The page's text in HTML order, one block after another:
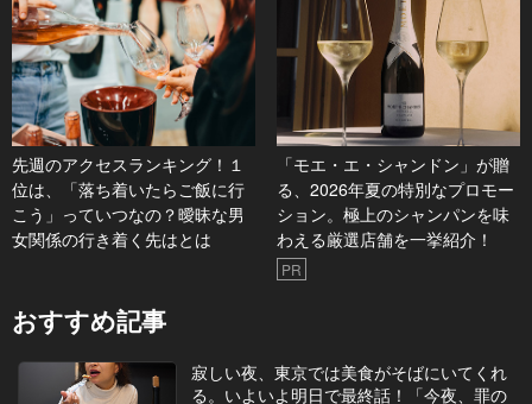
先週のアクセスランキング！１
位は、「落ち着いたらご飯に行
こう」っていつなの？曖昧な男
女関係の行き着く先はとは
「モエ・エ・シャンドン」が贈
る、2026年夏の特別なプロモー
ション。極上のシャンパンを味
わえる厳選店舗を一挙紹介！
PR
おすすめ記事
寂しい夜、東京では美食がそばにいてくれ
る。いよいよ明日で最終話！「今夜、罪の